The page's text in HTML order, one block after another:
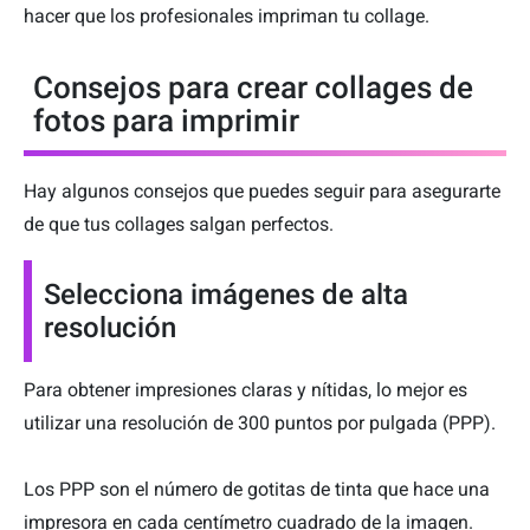
hacer que los profesionales impriman tu collage.
Consejos para crear collages de
fotos para imprimir
Hay algunos consejos que puedes seguir para asegurarte
de que tus collages salgan perfectos.
Selecciona imágenes de alta
resolución
Para obtener impresiones claras y nítidas, lo mejor es
utilizar una resolución de 300 puntos por pulgada (PPP).
Los PPP son el número de gotitas de tinta que hace una
impresora en cada centímetro cuadrado de la imagen.